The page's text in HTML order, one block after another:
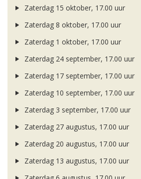
Zaterdag 15 oktober, 17.00 uur
Zaterdag 8 oktober, 17.00 uur
Zaterdag 1 oktober, 17.00 uur
Zaterdag 24 september, 17.00 uur
Zaterdag 17 september, 17.00 uur
Zaterdag 10 september, 17.00 uur
Zaterdag 3 september, 17.00 uur
Zaterdag 27 augustus, 17.00 uur
Zaterdag 20 augustus, 17.00 uur
Zaterdag 13 augustus, 17.00 uur